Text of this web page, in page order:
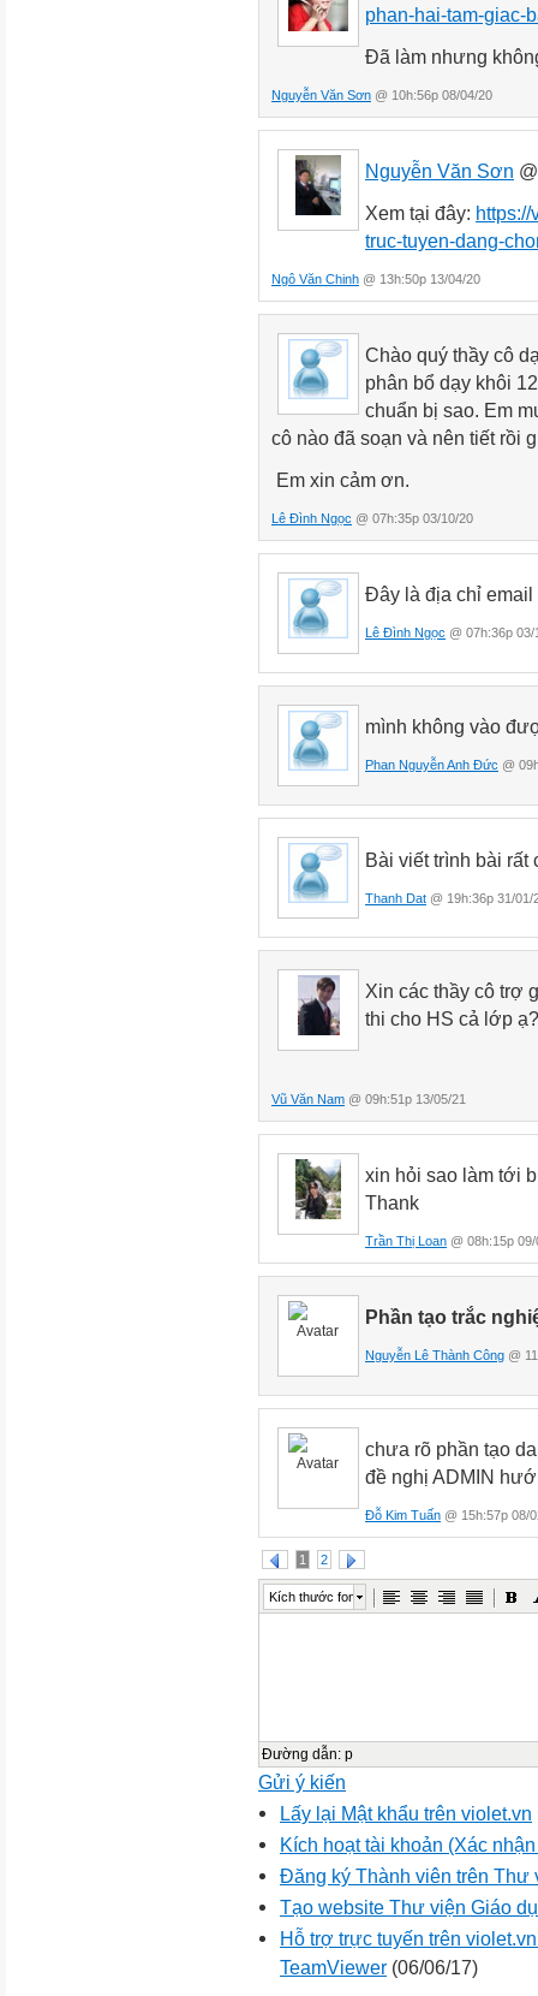
phan-hai-tam-giac-
Đã làm nhưng
Nguyễn Văn Sơn @ 10h:56p 08/04/20
Nguyễn Văn Sơn @
Xem tại đây:
truc-tuyen-dang-
Ngô Văn Chinh @ 13h:50p 13/04/20
Chào quý thầy cô
phân bổ dạy khôi
chuẩn bị sao. Em
cô nào đã soạn và nên tiết rồi
Em xin cảm ơn.
Lê Đình Ngọc @ 07h:35p 03/10/20
Đây là địa chỉ email
Lê Đình Ngọc @ 07h:36p 03/
mình không vào
Phan Nguyễn Anh Đức @
Bài viết trình bài rất
Thanh Dat @ 19h:36p 31/01/
Xin các thầy cô trợ
thi cho HS cả lớp ạ?
Vũ Văn Nam @ 09h:51p 13/05/21
xin hỏi sao làm tới
Thank
Trần Thị Loan @ 08h:15p
Phần tạo trắc
Nguyễn Lê Thành Công @
chưa rõ phần tạo
đề nghị ADMIN
Đỗ Kim Tuấn @ 15h:57p 08/
1 2
Kích thước font
Đường dẫn: p
Gửi ý kiến
Lấy lại Mật khẩu trên violet.vn
Kích hoạt tài khoản (Xác
Đăng ký Thành viên trên Thư
Tạo website Thư viện Giáo
Hỗ trợ trực tuyến trên
TeamViewer (06/06/17)